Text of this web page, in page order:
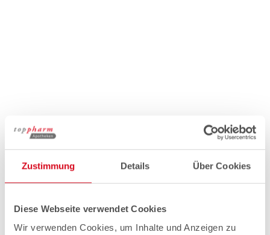
Zustimmung Details Über Cookies
Diese Webseite verwendet Cookies
Wir verwenden Cookies, um Inhalte und Anzeigen zu